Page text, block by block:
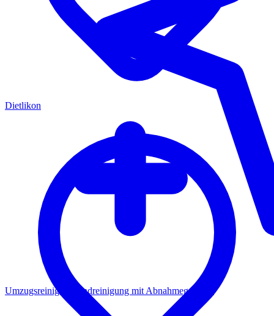
Umzugsreinigung Endreinigung mit Abnahmegarantie
Dietlikon